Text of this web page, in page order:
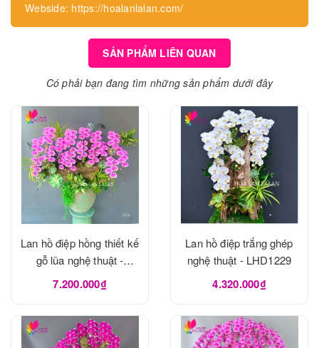
Webside: https://hoalanlalan.com/
SẢN PHẨM LIÊN QUAN
Có phải bạn đang tìm những sản phẩm dưới đây
Lan hồ điệp hồng thiết kế
gỗ lũa nghệ thuật -
LHD1273
7.200.000₫
Lan hồ điệp trắng ghép
nghệ thuật - LHD1229
4.320.000₫